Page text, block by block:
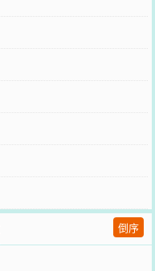
倒序